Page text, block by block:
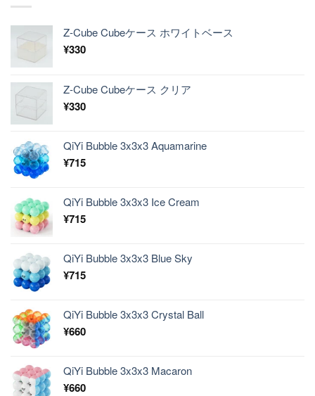
Z-Cube Cubeケース ホワイトベース
¥330
Z-Cube Cubeケース クリア
¥330
QiYi Bubble 3x3x3 Aquamarine
¥715
QiYi Bubble 3x3x3 Ice Cream
¥715
QiYi Bubble 3x3x3 Blue Sky
¥715
QiYi Bubble 3x3x3 Crystal Ball
¥660
QiYi Bubble 3x3x3 Macaron
¥660